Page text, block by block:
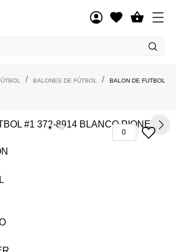

BALONES DE FÚTBOL BALON DE FUTBOL
0